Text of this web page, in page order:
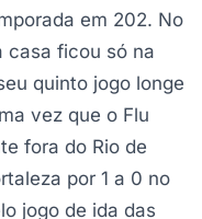
em 202. No
casa ficou só na
quinto jogo longe
vez que o Flu
fora do Rio de
por 1 a 0 no
jogo de ida das